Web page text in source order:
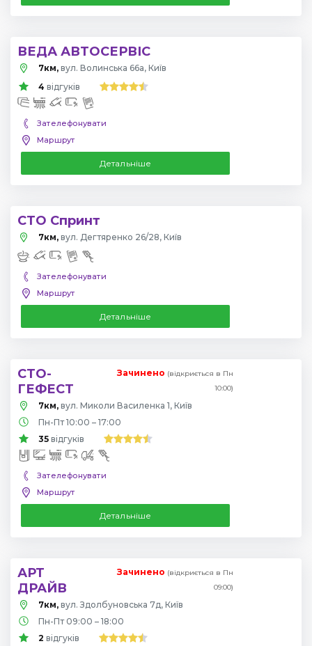
ВЕДА АВТОСЕРВІС
7км, вул. Волинська 66а, Київ
4 відгуків
Зателефонувати
Маршрут
Детальніше
СТО Спринт
7км, вул. Дегтяренко 26/28, Київ
Зателефонувати
Маршрут
Детальніше
СТО-
ГЕФЕСТ
Зачинено (відкриється в Пн
10:00)
7км, вул. Миколи Василенка 1, Київ
Пн-Пт 10:00 – 17:00
35 відгуків
Зателефонувати
Маршрут
Детальніше
АРТ
ДРАЙВ
Зачинено (відкриється в Пн
09:00)
7км, вул. Здолбуновська 7д, Київ
Пн-Пт 09:00 – 18:00
2 відгуків